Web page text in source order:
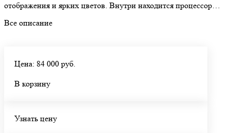
отображения и ярких цветов. Внутри находится процессор
Google Tensor G3, обеспечивающий высокую
любом освещении. 128GB встроенной памяти достаточно для
быструю зарядку и беспроводную зарядку.
Все описание
Цена: 84 000 руб.
В корзину
Узнать цену